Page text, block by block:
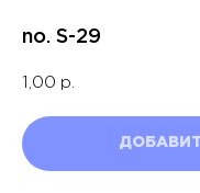
no. S-29
1,00 р.